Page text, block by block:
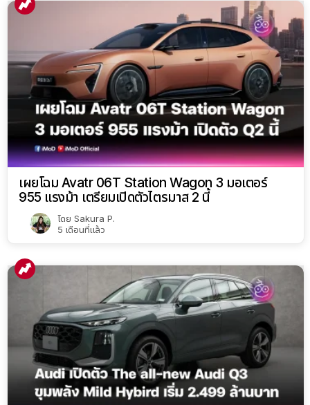
เผยโฉม Avatr 06T Station Wagon 3 มอเตอร์
955 แรงม้า เตรียมเปิดตัวไตรมาส 2 นี้
โดย Sakura P.
5 เดือนที่แล้ว